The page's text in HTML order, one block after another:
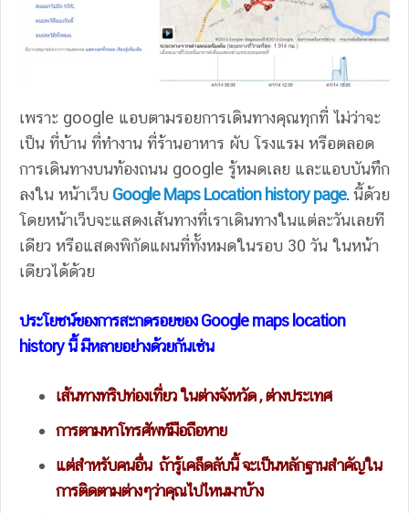
เพราะ google แอบตามรอยการเดินทางคุณทุกที่ ไม่ว่าจะ
เป็น ที่บ้าน ที่ทำงาน ที่ร้านอาหาร ผับ โรงแรม หรือตลอด
การเดินทางบนท้องถนน google รู้หมดเลย และแอบบันทึก
ลงใน หน้าเว็บ Google Maps Location history page.นี้ด้วย
โดยหน้าเว็บจะแสดงเส้นทางที่เราเดินทางในแต่ละวันเลยที
เดียว หรือแสดงพิกัดแผนที่ทั้งหมดในรอบ 30 วัน ในหน้า
เดียวได้ด้วย
ประโยชน์ของการสะกดรอยของ Google maps location
history นี้ มีหลายอย่างด้วยกันเช่น
เส้นทางทริปท่องเที่ยว ในต่างจังหวัด , ต่างประเทศ
การตามหาโทรศัพท์มือถือหาย
แต่สำหรับคนอื่น ถ้ารู้เคล็ดลับนี้ จะเป็นหลักฐานสำคัญใน
การติดตามต่างๆว่าคุณไปไหนมาบ้าง